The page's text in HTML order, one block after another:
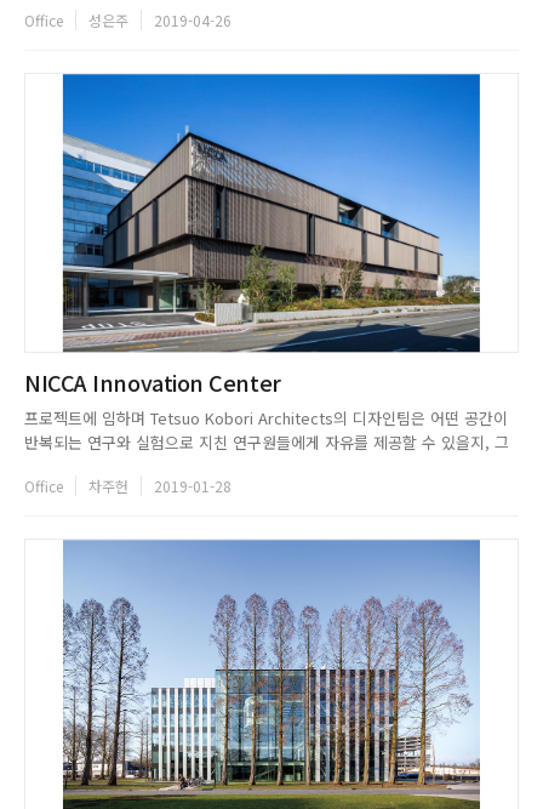
Office 성은주 2019-04-26
NICCA Innovation Center
프로젝트에 임하며 Tetsuo Kobori Architects의 디자인팀은 어떤 공간이
반복되는 연구와 실험으로 지친 연구원들에게 자유를 제공할 수 있을지, 그
을 공유할 수 있을지에 대해 고민하기 시작했다. 이를 위해 우선 회의실, 휴
Office 차주헌 2019-01-28